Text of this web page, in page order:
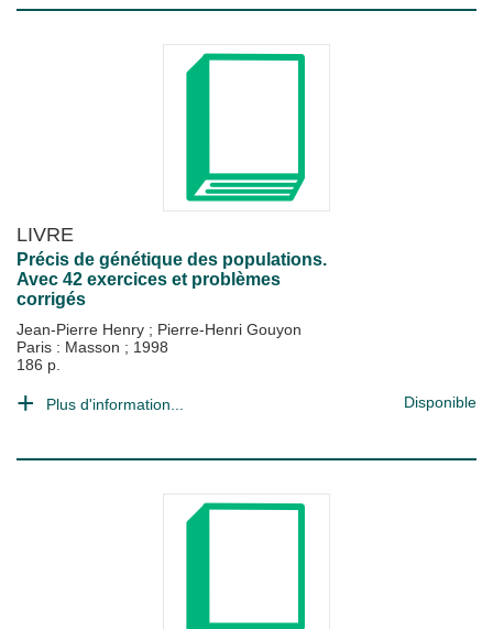
LIVRE
Précis de génétique des populations.
Avec 42 exercices et problèmes
corrigés
Jean-Pierre Henry ; Pierre-Henri Gouyon
Paris : Masson ; 1998
186 p.
Plus d'information... Disponible